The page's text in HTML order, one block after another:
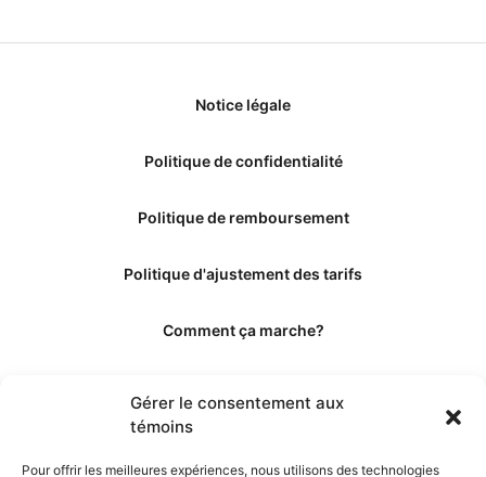
Gérer le consentement aux
témoins
Pour offrir les meilleures expériences, nous utilisons des technologies
Notice légale
Politique de confidentialité
Politique de remboursement
Politique d'ajustement des tarifs
Comment ça marche?